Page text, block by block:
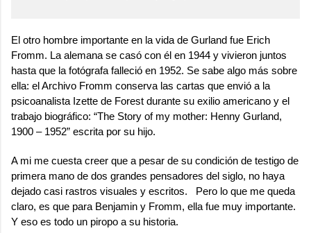
El otro hombre importante en la vida de Gurland fue Erich
Fromm. La alemana se casó con él en 1944 y vivieron juntos
hasta que la fotógrafa falleció en 1952. Se sabe algo más sobre
ella: el Archivo Fromm conserva las cartas que envió a la
psicoanalista Izette de Forest durante su exilio americano y el
trabajo biográfico: “The Story of my mother: Henny Gurland,
1900 – 1952” escrita por su hijo.
A mi me cuesta creer que a pesar de su condición de testigo de
primera mano de dos grandes pensadores del siglo, no haya
dejado casi rastros visuales y escritos. Pero lo que me queda
claro, es que para Benjamin y Fromm, ella fue muy importante.
Y eso es todo un piropo a su historia.